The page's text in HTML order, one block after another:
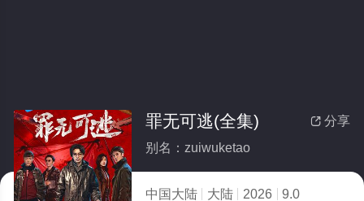
 分享
罪无可逃(全集)
别名：zuiwuketao
中国大陆 大陆 2026
9.0